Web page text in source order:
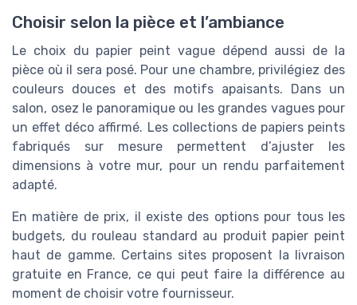
Choisir selon la pièce et l’ambiance
Le choix du papier peint vague dépend aussi de la
pièce où il sera posé. Pour une chambre, privilégiez des
couleurs douces et des motifs apaisants. Dans un
salon, osez le panoramique ou les grandes vagues pour
un effet déco affirmé. Les collections de papiers peints
fabriqués sur mesure permettent d’ajuster les
dimensions à votre mur, pour un rendu parfaitement
adapté.
En matière de prix, il existe des options pour tous les
budgets, du rouleau standard au produit papier peint
haut de gamme. Certains sites proposent la livraison
gratuite en France, ce qui peut faire la différence au
moment de choisir votre fournisseur.